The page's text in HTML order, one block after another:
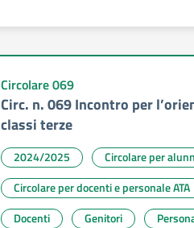
Circolare 069
Circ. n. 069 Incontro per
classi terze
2024/2025
Circolare per
Circolare per docenti e personale ATA
Docenti
Genitori